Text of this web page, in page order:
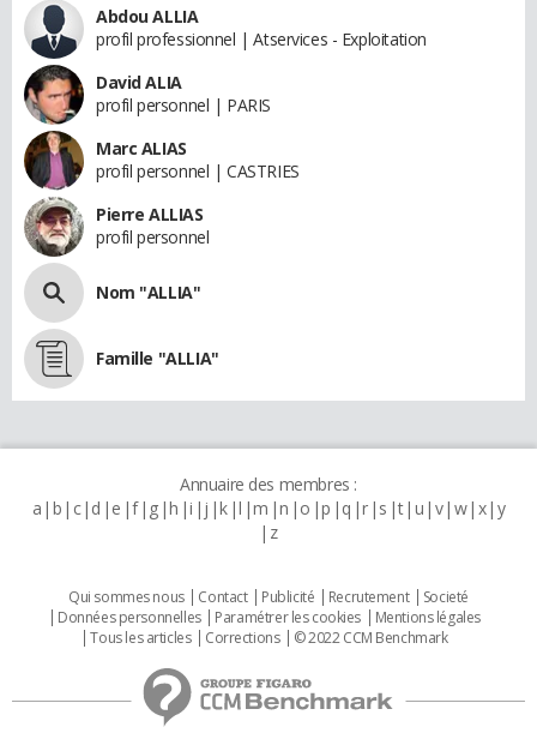
Abdou ALLIA
profil professionnel | Atservices - Exploitation
David ALIA
profil personnel | PARIS
Marc ALIAS
profil personnel | CASTRIES
Pierre ALLIAS
profil personnel
Nom "ALLIA"
Famille "ALLIA"
Annuaire des membres :
a b c d e f g h i j k l m n o p q r s t u v w x y
z
Qui sommes nous Contact Publicité Recrutement
Societé
Données personnelles
Paramétrer les cookies
Mentions légales
Tous les articles
Corrections © 2022 CCM Benchmark